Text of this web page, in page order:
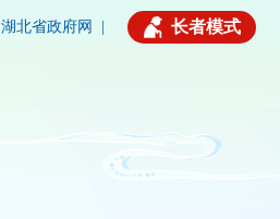
湖北省政府网 长者模式